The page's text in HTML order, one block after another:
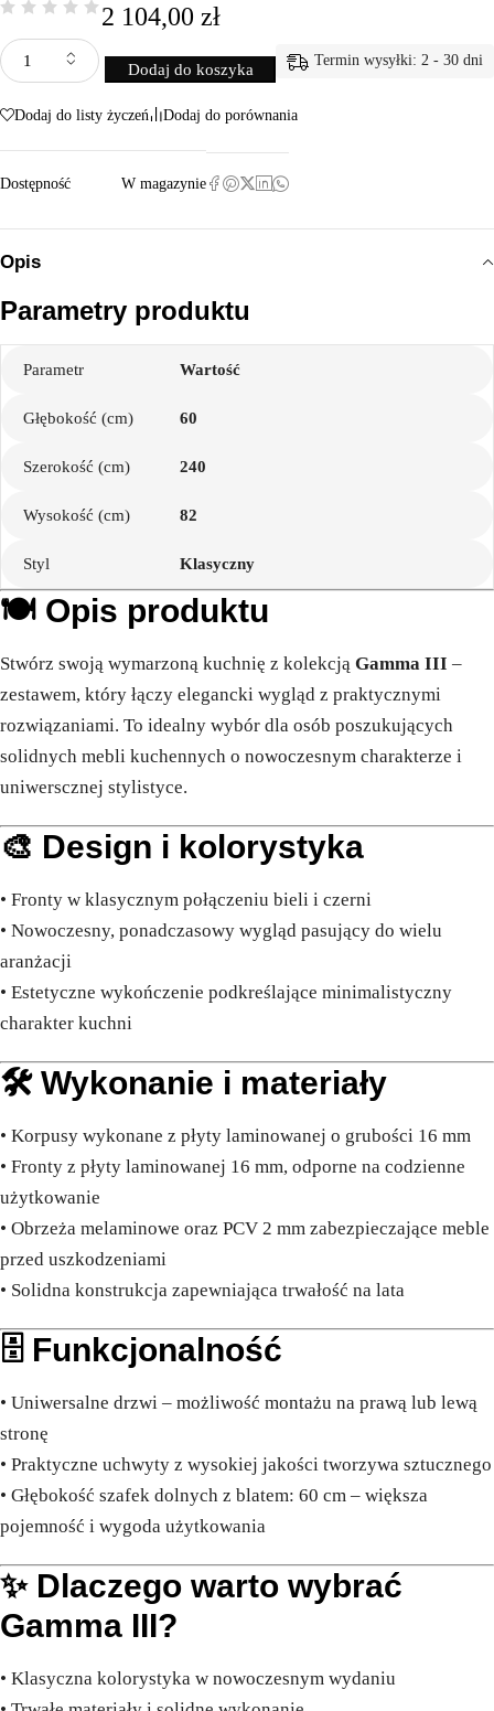
2 104,00 zł
Dodaj do koszyka
Termin wysyłki: 2 - 30 dni
Dodaj do listy życzeń Dodaj do porównania
Dostępność W magazynie
Opis
Parametry produktu
Parametr Wartość
Głębokość (cm) 60
Szerokość (cm) 240
Wysokość (cm) 82
Styl Klasyczny
🍽️ Opis produktu
Stwórz swoją wymarzoną kuchnię z kolekcją Gamma III –
zestawem, który łączy elegancki wygląd z praktycznymi
rozwiązaniami. To idealny wybór dla osób poszukujących
solidnych mebli kuchennych o nowoczesnym charakterze i
uniwerscznej stylistyce.
🎨 Design i kolorystyka
• Fronty w klasycznym połączeniu bieli i czerni
• Nowoczesny, ponadczasowy wygląd pasujący do wielu
aranżacji
• Estetyczne wykończenie podkreślające minimalistyczny
charakter kuchni
🛠️ Wykonanie i materiały
• Korpusy wykonane z płyty laminowanej o grubości 16 mm
• Fronty z płyty laminowanej 16 mm, odporne na codzienne
użytkowanie
• Obrzeża melaminowe oraz PCV 2 mm zabezpieczające meble
przed uszkodzeniami
• Solidna konstrukcja zapewniająca trwałość na lata
🗄️ Funkcjonalność
• Uniwersalne drzwi – możliwość montażu na prawą lub lewą
stronę
• Praktyczne uchwyty z wysokiej jakości tworzywa sztucznego
• Głębokość szafek dolnych z blatem: 60 cm – większa
pojemność i wygoda użytkowania
✨ Dlaczego warto wybrać
Gamma III?
• Klasyczna kolorystyka w nowoczesnym wydaniu